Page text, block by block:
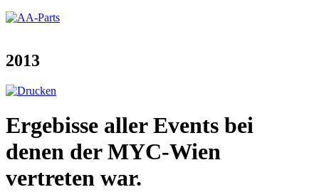
2013
Ergebisse aller Events bei
denen der MYC-Wien
vertreten war.